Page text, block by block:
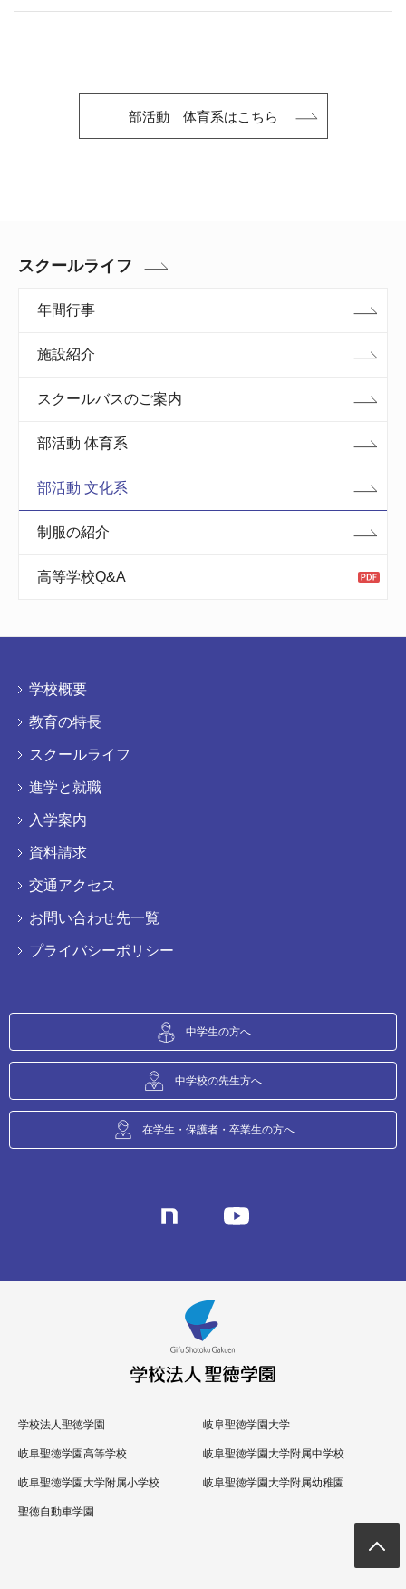
部活動 体育系はこちら
スクールライフ
年間行事
施設紹介
スクールバスのご案内
部活動 体育系
部活動 文化系
制服の紹介
高等学校Q&A
学校概要
教育の特長
スクールライフ
進学と就職
入学案内
資料請求
交通アクセス
お問い合わせ先一覧
プライバシーポリシー
中学生の方へ
中学校の先生方へ
在学生・保護者・卒業生の方へ
学校法人聖徳学園 岐阜聖徳学園大学
岐阜聖徳学園高等学校 岐阜聖徳学園大学附属中学校
岐阜聖徳学園大学附属小学校 岐阜聖徳学園大学附属幼稚園
聖徳自動車学園